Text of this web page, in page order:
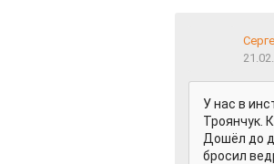
У нас в
Троянчук.
Дошёл до
бросил